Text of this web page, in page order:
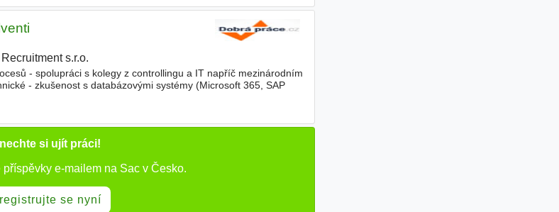
s.r.o.
- spolupráci s kolegy z controllingu a IT napříč mezinárodním
- zkušenost s databázovými systémy (Microsoft 365, SAP
si ujít práci!
e-mailem na Sac v Česko.
se nyní